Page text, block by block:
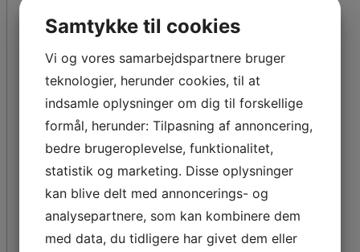
Samtykke til cookies
Vi og vores samarbejdspartnere bruger
teknologier, herunder cookies, til at
indsamle oplysninger om dig til forskellige
formål, herunder: Tilpasning af annoncering,
bedre brugeroplevelse, funktionalitet,
statistik og marketing. Disse oplysninger
kan blive delt med annoncerings- og
analysepartnere, som kan kombinere dem
med data, du tidligere har givet dem eller